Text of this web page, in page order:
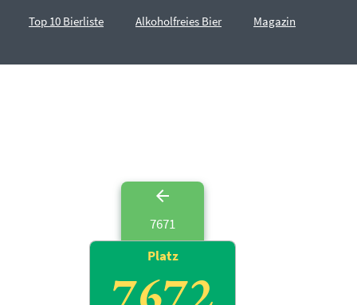
Top 10 Bierliste Alkoholfreies Bier Magazin
7671
Platz